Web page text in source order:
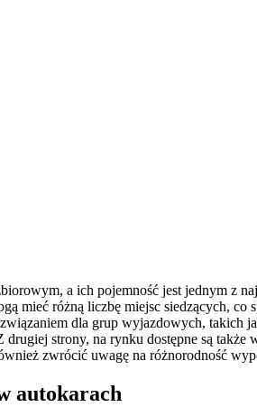
a ich pojemność jest jednym z
mieć różną liczbę miejsc siedzących,
dla grup wyjazdowych,
strony, na rynku dostępne są
zwrócić uwagę na różnorodność
autokarach